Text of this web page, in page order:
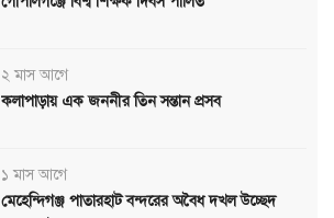
২ মাস আগে
কলাপাড়ায় এক জননীর তিন সন্তান প্রসব
১ মাস আগে
মেহেন্দিগঞ্জ পাতারহাট বন্দরের অবৈধ দখল উচ্ছেদ